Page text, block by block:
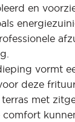
en
vormt
deze
met
comfort